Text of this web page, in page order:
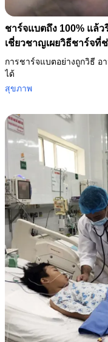
ชาร์จแบตถึง 100% แล้
เชี่ยวชาญเผยวิธีชาร์จที่
การชาร์จแบตอย่างถูกวิธี อ
ได้
สุขภาพ